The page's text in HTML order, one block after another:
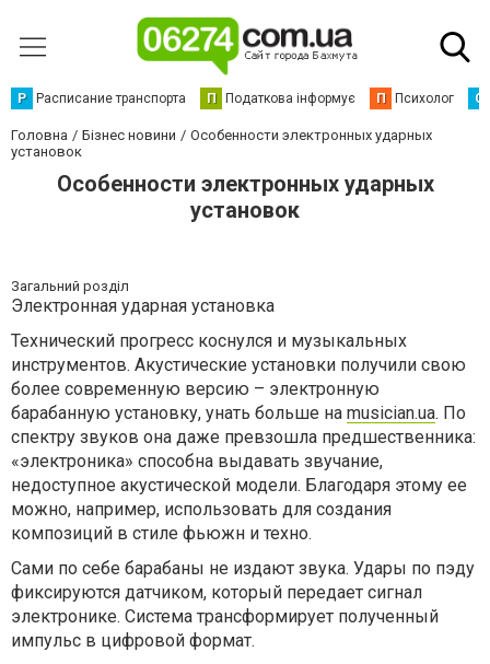
Р Расписание транспорта П Податкова інформує П Психолог С
Головна Бізнес новини
Особенности электронных ударных
установок
Особенности электронных ударных
установок
Загальний розділ
Электронная ударная установка
Технический прогресс коснулся и музыкальных
инструментов. Акустические установки получили свою
более современную версию – электронную
барабанную установку, унать больше на musician.ua. По
спектру звуков она даже превзошла предшественника:
«электроника» способна выдавать звучание,
недоступное акустической модели. Благодаря этому ее
можно, например, использовать для создания
композиций в стиле фьюжн и техно.
Сами по себе барабаны не издают звука. Удары по пэду
фиксируются датчиком, который передает сигнал
электронике. Система трансформирует полученный
импульс в цифровой формат.